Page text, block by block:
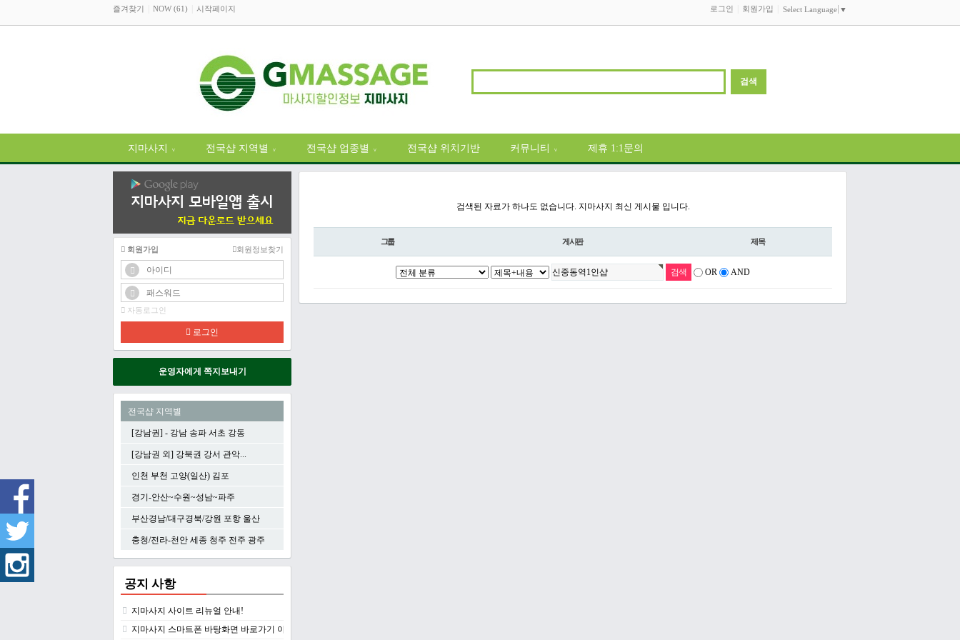
즐겨찾기 NOW (61) 시작페이지 로그인 회원가입 Select Language ▼
지마사지 ∨ 전국샵 지역별 ∨ 전국샵 업종별 ∨ 전국샵 위치기반 커뮤니티 ∨ 제휴 1:1문의
검색된 자료가 하나도 없습니다. 지마사지 최신 게시물 입니다.
그룹 게시판 제목
OR AND
회원가입 회원정보찾기
자동로그인
로그인
운영자에게 쪽지보내기
전국샵 지역별
[강남권] - 강남 송파 서초 강동
[강남권 외] 강북권 강서 관악...
인천 부천 고양(일산) 김포
경기-안산~수원~성남~파주
부산경남/대구경북/강원 포항 울산
충청/전라-천안 세종 청주 전주 광주
공지 사항
지마사지 사이트 리뉴얼 안내!
지마사지 스마트폰 바탕화면 바로가기 아이콘 만들기-편하게 사이트로 접속하…